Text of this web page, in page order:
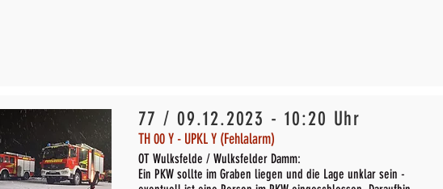
77 / 09.12.2023 - 10:20 Uhr
TH 00 Y - UPKL Y (Fehlalarm)
OT Wulksfelde / Wulksfelder Damm:
Ein PKW sollte im Graben liegen und die Lage unklar sein -